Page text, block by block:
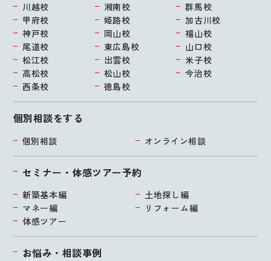
お悩み・相談事例
個別相談をする
個別相談 オンライン相談
セミナー・体感ツアー予約
新築基本編
土地探し編
マネー編
リフォーム編
体感ツアー
川越校 湘南校
群馬校
甲府校
姫路校
加古川校
神戸校
岡山校
福山校
尾道校
東広島校
山口校
松江校
出雲校
米子校
高松校
松山校
今治校
西条校
徳島校